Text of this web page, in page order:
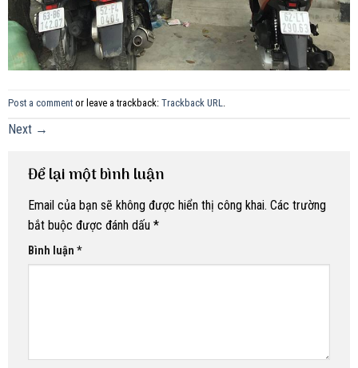
Post a comment or leave a trackback: Trackback URL.
Next →
Để lại một bình luận
Email của bạn sẽ không được hiển thị công khai. Các trường
bắt buộc được đánh dấu *
Bình luận *